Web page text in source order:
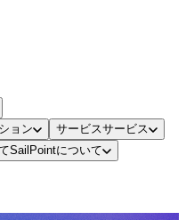
ョン サービスサービス
SailPointについて